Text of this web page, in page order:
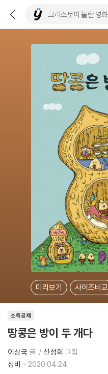
미리보기 사이즈비교
소득공제
땅콩은 방이 두 개다
이상국 글 신성희 그림
창비
2020.04.24.